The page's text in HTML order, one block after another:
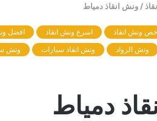
/ ونش انقاذ دمياط
ونش انقاذ اسرع ونش انقاذ افضل
ونش الرواد ونش انقاذ سيارات ونش
دمياط